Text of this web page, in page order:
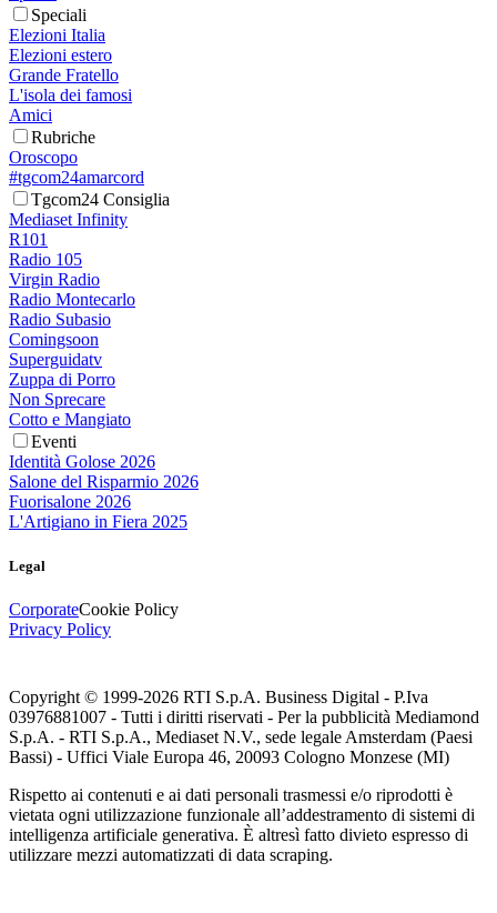
Speciali
Elezioni Italia
Elezioni estero
Grande Fratello
L'isola dei famosi
Amici
Rubriche
Oroscopo
#tgcom24amarcord
Tgcom24 Consiglia
Mediaset Infinity
R101
Radio 105
Virgin Radio
Radio Montecarlo
Radio Subasio
Comingsoon
Superguidatv
Zuppa di Porro
Non Sprecare
Cotto e Mangiato
Eventi
Identità Golose 2026
Salone del Risparmio 2026
Fuorisalone 2026
L'Artigiano in Fiera 2025
Legal
CorporateCookie Policy
Privacy Policy
Copyright © 1999-2026 RTI S.p.A. Business Digital - P.Iva
03976881007 - Tutti i diritti riservati - Per la pubblicità Mediamond
S.p.A. - RTI S.p.A., Mediaset N.V., sede legale Amsterdam (Paesi
Bassi) - Uffici Viale Europa 46, 20093 Cologno Monzese (MI)
Rispetto ai contenuti e ai dati personali trasmessi e/o riprodotti è
vietata ogni utilizzazione funzionale all’addestramento di sistemi di
intelligenza artificiale generativa. È altresì fatto divieto espresso di
utilizzare mezzi automatizzati di data scraping.